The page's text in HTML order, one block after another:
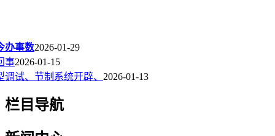
办事数2026-01-29
事2026-01-15
试、节制系统开辟、 2026-01-13
栏目导航